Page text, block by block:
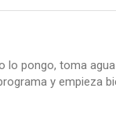
pongo, toma
y empieza